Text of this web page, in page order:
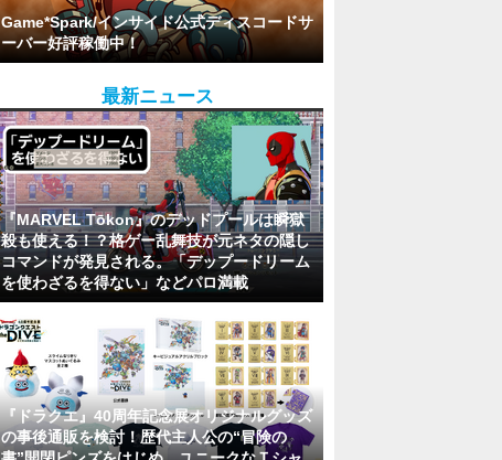
Game*Spark/インサイド公式ディスコードサ
ーバー好評稼働中！
最新ニュース
『MARVEL Tōkon』のデッドプールは瞬獄
殺も使える！？格ゲー乱舞技が元ネタの隠し
コマンドが発見される。「デップードリーム
を使わざるを得ない」などパロ満載
『ドラクエ』40周年記念展オリジナルグッズ
の事後通販を検討！歴代主人公の“冒険の